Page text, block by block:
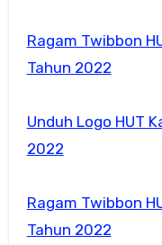
Ragam Twibbon
Tahun 2022
Unduh Logo HUT
2022
Ragam Twibbon
Tahun 2022